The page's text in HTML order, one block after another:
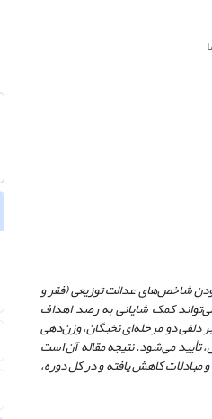
شاخص‌های عدالت توزیعی (فقر و
کمک شایانی به رصد اهداف
دلفی دو مرحله‌ای نخبگان، وزن‌دهی
روایی آن با آزمون دبلیوکندال، تأیید می‌شود. نتیجه مقاله آن است
کاهش یافته و در کل دوره،